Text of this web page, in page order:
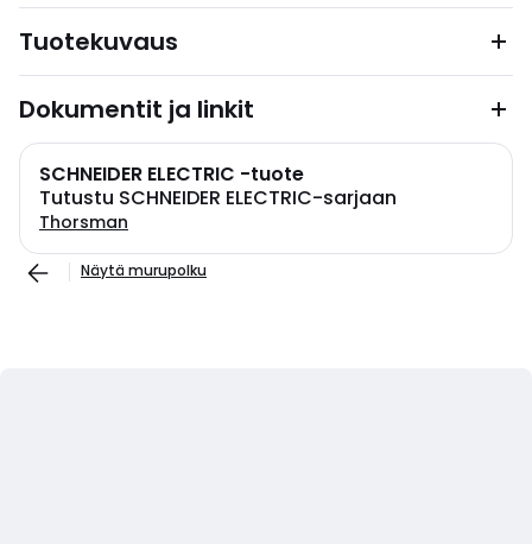
Tuotekuvaus
Dokumentit ja linkit
SCHNEIDER ELECTRIC -tuote
Tutustu SCHNEIDER ELECTRIC-sarjaan
Thorsman
Näytä murupolku